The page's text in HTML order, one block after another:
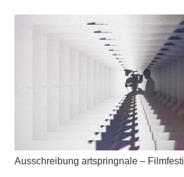
Ausschreibung artspringnale –